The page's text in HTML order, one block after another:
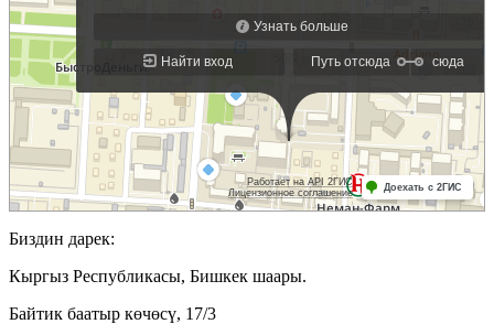
Биздин дарек:
Кыргыз Республикасы, Бишкек шаары.
Байтик баатыр көчөсү, 17/3